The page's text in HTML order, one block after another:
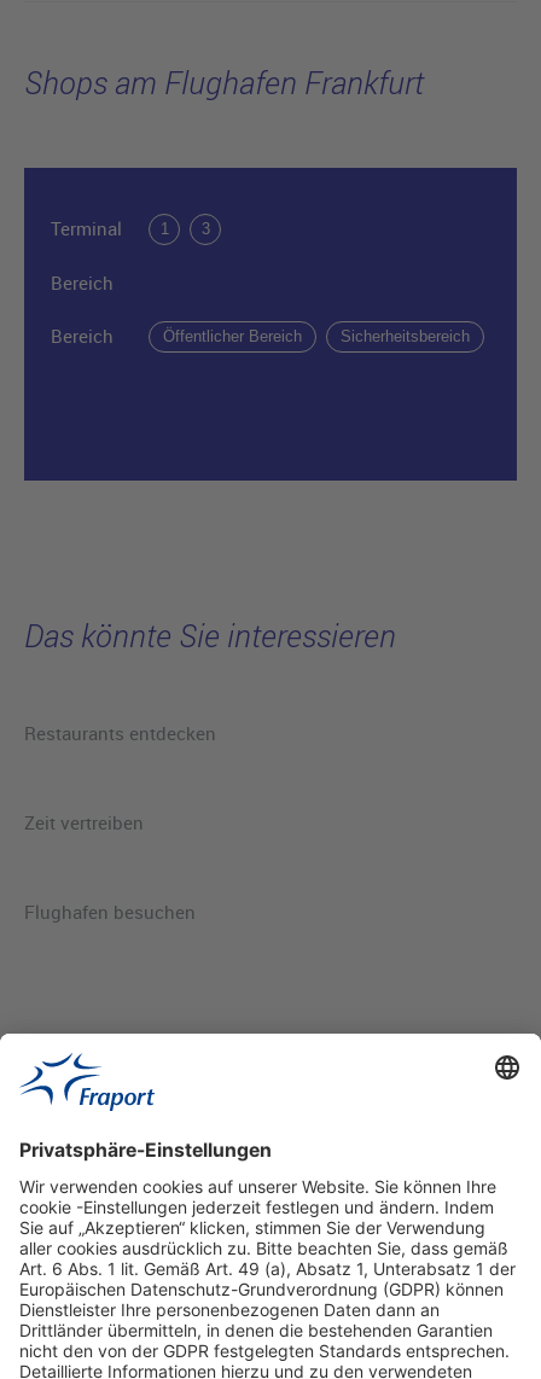
Shops am Flughafen Frankfurt
Terminal 1 3
Bereich
Bereich Öffentlicher Bereich Sicherheitsbereich
Das könnte Sie interessieren
Restaurants entdecken
Zeit vertreiben
Flughafen besuchen
Hilfreiche Links
Online einkaufen & buchen